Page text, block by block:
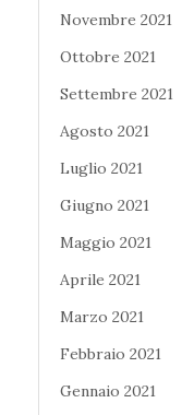
Novembre 2021
Ottobre 2021
Settembre 2021
Agosto 2021
Luglio 2021
Giugno 2021
Maggio 2021
Aprile 2021
Marzo 2021
Febbraio 2021
Gennaio 2021